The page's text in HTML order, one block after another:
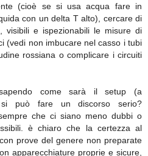
(cioè se si usa acqua fare in
con un delta T alto), cercare di
visibili e ispezionabili le misure di
(vedi non imbucare nel casso i tubi
rossiana o complicare i circuiti
come sarà il setup (a
si può fare un discorso serio?
che ci siano meno dubbi o
è chiaro che la certezza al
prove del genere non preparate
apparecchiature proprie e sicure,